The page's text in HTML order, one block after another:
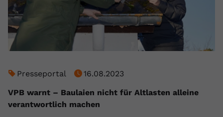
Presseportal
16.08.2023
VPB warnt – Baulaien nicht für Altlasten alleine
verantwortlich machen